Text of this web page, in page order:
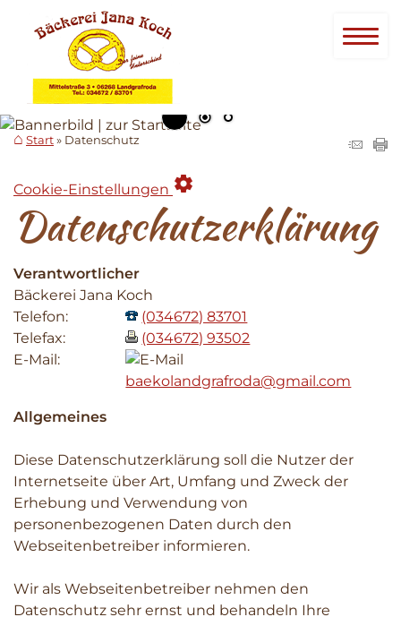
Start Datenschutz
Cookie-Einstellungen settings
Datenschutzerklärung
Verantwortlicher
Bäckerei Jana Koch
Telefon:
(034672) 83701
Telefax:
(034672) 93502
E-Mail:
baekolandgrafroda@gmail.com
Allgemeines
Diese Datenschutzerklärung soll die Nutzer der
Internetseite über Art, Umfang und Zweck der
Erhebung und Verwendung von
personenbezogenen Daten durch den
Webseitenbetreiber informieren.
Wir als Webseitenbetreiber nehmen den
Datenschutz sehr ernst und behandeln Ihre